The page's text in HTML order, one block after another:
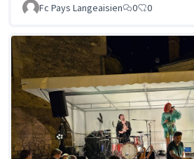
Fc Pays Langeaisien
0 0